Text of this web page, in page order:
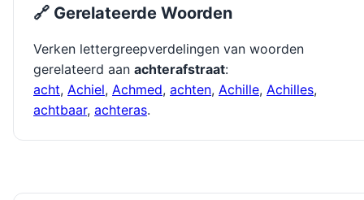
🔗 Gerelateerde Woorden
Verken lettergreepverdelingen van woorden
gerelateerd aan achterafstraat:
acht, Achiel, Achmed, achten, Achille, Achilles,
achtbaar, achteras.